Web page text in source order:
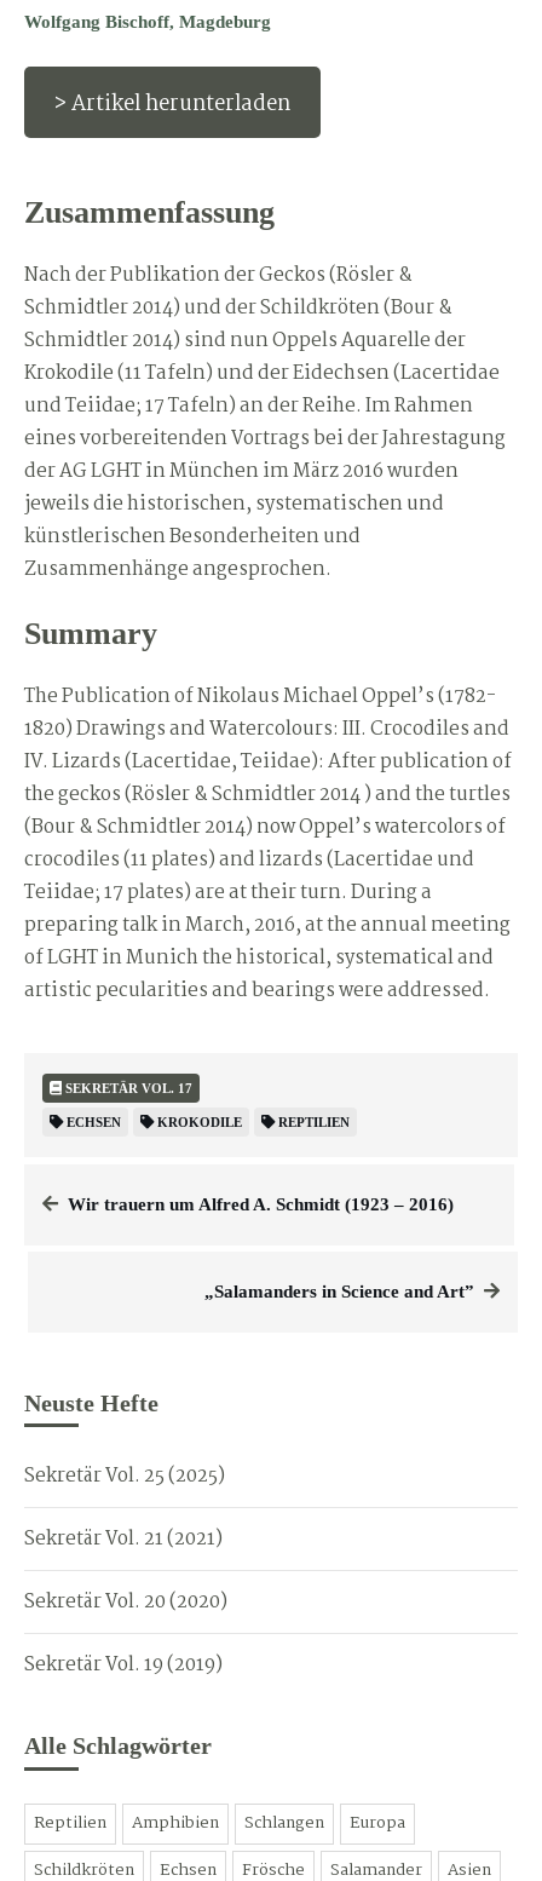
Wolfgang Bischoff, Magdeburg
> Artikel herunterladen
Zusammenfassung
Nach der Publikation der Geckos (Rösler &
Schmidtler 2014) und der Schildkröten (Bour &
Schmidtler 2014) sind nun Oppels Aquarelle der
Krokodile (11 Tafeln) und der Eidechsen (Lacertidae
und Teiidae; 17 Tafeln) an der Reihe. Im Rahmen
eines vorbereitenden Vortrags bei der Jahrestagung
der AG LGHT in München im März 2016 wurden
jeweils die historischen, systematischen und
künstlerischen Besonderheiten und
Zusammenhänge angesprochen.
Summary
The Publication of Nikolaus Michael Oppel’s (1782-
1820) Drawings and Watercolours: III. Crocodiles and
IV. Lizards (Lacertidae, Teiidae): After publication of
the geckos (Rösler & Schmidtler 2014 ) and the turtles
(Bour & Schmidtler 2014) now Oppel’s watercolors of
crocodiles (11 plates) and lizards (Lacertidae und
Teiidae; 17 plates) are at their turn. During a
preparing talk in March, 2016, at the annual meeting
of LGHT in Munich the historical, systematical and
artistic pecularities and bearings were addressed.
SEKRETÄR VOL. 17
ECHSEN KROKODILE REPTILIEN
Wir trauern um Alfred A. Schmidt (1923 ‒ 2016)
„Salamanders in Science and Art”
Neuste Hefte
Sekretär Vol. 25 (2025)
Sekretär Vol. 21 (2021)
Sekretär Vol. 20 (2020)
Sekretär Vol. 19 (2019)
Alle Schlagwörter
Reptilien Amphibien Schlangen
Europa
Schildkröten
Echsen Frösche Salamander Asien